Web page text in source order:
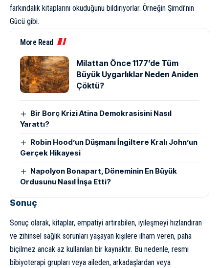
farkındalık kitaplarını okuduğunu bildiriyorlar. Örneğin Şimdi’nin
Gücü gibi.
More Read
Milattan Önce 1177’de Tüm
Büyük Uygarlıklar Neden Aniden
Çöktü?
Bir Borç Krizi Atina Demokrasisini Nasıl
Yarattı?
Robin Hood’un Düşmanı İngiltere Kralı John’un
Gerçek Hikayesi
Napolyon Bonapart, Döneminin En Büyük
Ordusunu Nasıl İnşa Etti?
Sonuç
Sonuç olarak, kitaplar, empatiyi artırabilen, iyileşmeyi hızlandıran
ve zihinsel sağlık sorunları yaşayan kişilere ilham veren, paha
biçilmez ancak az kullanılan bir kaynaktır. Bu nedenle, resmi
bibiyoterapi grupları veya aileden, arkadaşlardan veya